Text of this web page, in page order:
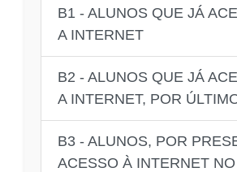
B1 - ALUNOS QUE JÁ
A INTERNET
B2 - ALUNOS QUE JÁ
A INTERNET, POR
B3 - ALUNOS, POR
ACESSO À INTERNET NO